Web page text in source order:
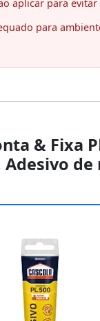
aplicar para
para
& Fixa